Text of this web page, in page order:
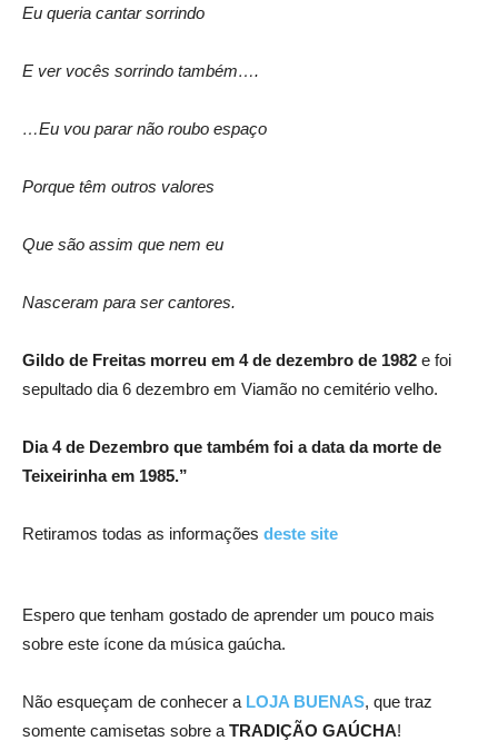
Eu queria cantar sorrindo
E ver vocês sorrindo também….
…Eu vou parar não roubo espaço
Porque têm outros valores
Que são assim que nem eu
Nasceram para ser cantores.
Gildo de Freitas morreu em 4 de dezembro de 1982 e foi
sepultado dia 6 dezembro em Viamão no cemitério velho.
Dia 4 de Dezembro que também foi a data da morte de
Teixeirinha em 1985.”
Retiramos todas as informações deste site
Espero que tenham gostado de aprender um pouco mais
sobre este ícone da música gaúcha.
Não esqueçam de conhecer a LOJA BUENAS, que traz
somente camisetas sobre a TRADIÇÃO GAÚCHA!